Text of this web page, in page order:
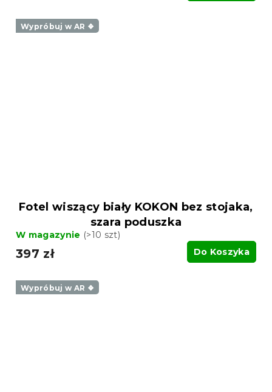
Wypróbuj w AR ❖
Fotel wiszący biały KOKON bez stojaka,
szara poduszka
W magazynie (>10 szt)
397 zł Do Koszyka
Wypróbuj w AR ❖